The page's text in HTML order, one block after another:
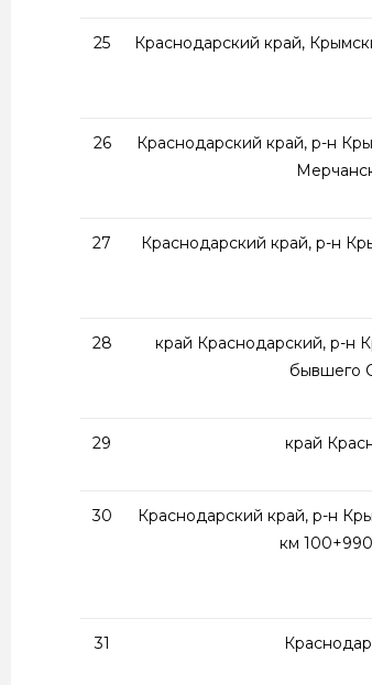
25
Краснодарский край,
26
Краснодарский край, р-н
27 Краснодарский край, р-н
28
край Краснодарский, р-н
бывшего
29 край
30
Краснодарский край, р-н
км
31